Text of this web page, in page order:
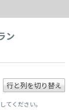
ン
行と列を切り替え
てください。